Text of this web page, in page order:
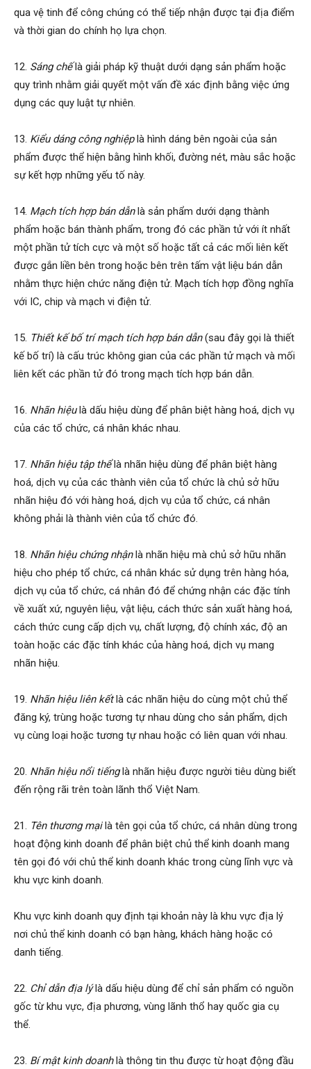
qua vệ tinh để công chúng có thể tiếp nhận được tại địa điểm
và thời gian do chính họ lựa chọn.
12. Sáng chếlà giải pháp kỹ thuật dưới dạng sản phẩm hoặc
quy trình nhằm giải quyết một vấn đề xác định bằng việc ứng
dụng các quy luật tự nhiên.
13. Kiểu dáng công nghiệplà hình dáng bên ngoài của sản
phẩm được thể hiện bằng hình khối, đường nét, màu sắc hoặc
sự kết hợp những yếu tố này.
14. Mạch tích hợp bán dẫnlà sản phẩm dưới dạng thành
phẩm hoặc bán thành phẩm, trong đó các phần tử với ít nhất
một phần tử tích cực và một số hoặc tất cả các mối liên kết
được gắn liền bên trong hoặc bên trên tấm vật liệu bán dẫn
nhằm thực hiện chức năng điện tử. Mạch tích hợp đồng nghĩa
với IC, chip và mạch vi điện tử.
15. Thiết kế bố trí mạch tích hợp bán dẫn(sau đây gọi là thiết
kế bố trí) là cấu trúc không gian của các phần tử mạch và mối
liên kết các phần tử đó trong mạch tích hợp bán dẫn.
16. Nhãn hiệulà dấu hiệu dùng để phân biệt hàng hoá, dịch vụ
của các tổ chức, cá nhân khác nhau.
17. Nhãn hiệu tập thểlà nhãn hiệu dùng để phân biệt hàng
hoá, dịch vụ của các thành viên của tổ chức là chủ sở hữu
nhãn hiệu đó với hàng hoá, dịch vụ của tổ chức, cá nhân
không phải là thành viên của tổ chức đó.
18. Nhãn hiệu chứng nhậnlà nhãn hiệu mà chủ sở hữu nhãn
hiệu cho phép tổ chức, cá nhân khác sử dụng trên hàng hóa,
dịch vụ của tổ chức, cá nhân đó để chứng nhận các đặc tính
về xuất xứ, nguyên liệu, vật liệu, cách thức sản xuất hàng hoá,
cách thức cung cấp dịch vụ, chất lượng, độ chính xác, độ an
toàn hoặc các đặc tính khác của hàng hoá, dịch vụ mang
nhãn hiệu.
19. Nhãn hiệu liên kếtlà các nhãn hiệu do cùng một chủ thể
đăng ký, trùng hoặc tương tự nhau dùng cho sản phẩm, dịch
vụ cùng loại hoặc tương tự nhau hoặc có liên quan với nhau.
20. Nhãn hiệu nổi tiếnglà nhãn hiệu được người tiêu dùng biết
đến rộng rãi trên toàn lãnh thổ Việt Nam.
21. Tên thương mạilà tên gọi của tổ chức, cá nhân dùng trong
hoạt động kinh doanh để phân biệt chủ thể kinh doanh mang
tên gọi đó với chủ thể kinh doanh khác trong cùng lĩnh vực và
khu vực kinh doanh.
Khu vực kinh doanh quy định tại khoản này là khu vực địa lý
nơi chủ thể kinh doanh có bạn hàng, khách hàng hoặc có
danh tiếng.
22. Chỉ dẫn địa lýlà dấu hiệu dùng để chỉ sản phẩm có nguồn
gốc từ khu vực, địa phương, vùng lãnh thổ hay quốc gia cụ
thể.
23. Bí mật kinh doanhlà thông tin thu được từ hoạt động đầu